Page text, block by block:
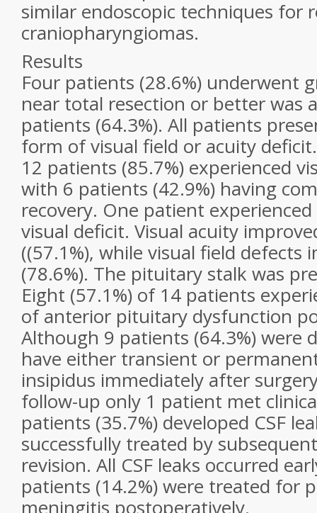
similar endoscopic techniques for
craniopharyngiomas.
Results
Four patients (28.6%) underwent
near total resection or better was
patients (64.3%). All patients
form of visual field or acuity
12 patients (85.7%) experienced
with 6 patients (42.9%) having
recovery. One patient
visual deficit. Visual acuity
((57.1%), while visual field defects
(78.6%). The pituitary stalk was
Eight (57.1%) of 14 patients
of anterior pituitary dysfunction
Although 9 patients (64.3%) were
have either transient or
insipidus immediately after
follow-up only 1 patient met
patients (35.7%) developed CSF
successfully treated by
revision. All CSF leaks occurred
patients (14.2%) were treated for
meningitis postoperatively.